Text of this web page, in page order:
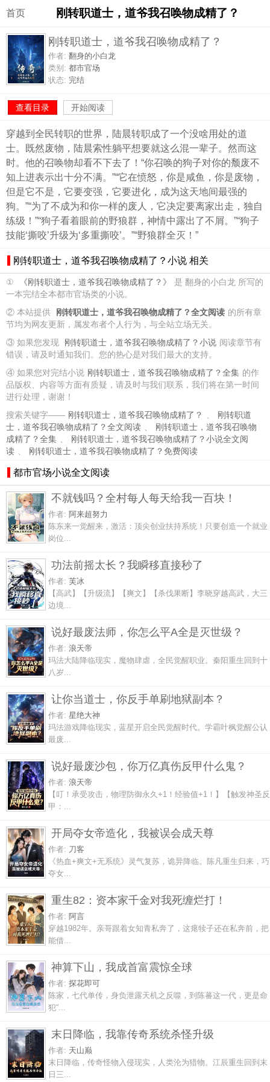
首页 刚转职道士，道爷我召唤物成精了？
刚转职道士，道爷我召唤物成精了？
作者: 翻身的小白龙
类别: 都市官场
状态: 完结
查看目录 开始阅读
穿越到全民转职的世界，陆晨转职成了一个没啥用处的道
士。既然废物，陆晨索性躺平想要就这么混一辈子。然而这
时。他的召唤物却看不下去了！“你召唤的狗子对你的颓废不
知上进表示出十分不满。”“它在愤怒，你是咸鱼，你是废物，
但是它不是，它要变强，它要进化，成为这天地间最强的
狗。”“为了不成为和你一样的废人，它决定要离家出走，独自
练级！”“狗子看着眼前的野狼群，神情中露出了不屑。”“狗子
技能‘撕咬’升级为‘多重撕咬’。”“野狼群全灭！”
刚转职道士，道爷我召唤物成精了？小说 相关
① 《刚转职道士，道爷我召唤物成精了？》
是 翻身的小白龙 所写的
一本完结全本都市官场类的小说。
② 本站提供
刚转职道士，道爷我召唤物成精了？全文阅读 的所有章
节均为网友更新，属发布者个人行为，与全站立场无关。
③ 如果您发现
刚转职道士，道爷我召唤物成精了？小说 阅读章节有
错误，请及时通知我们。您的热心是对我们最大的支持。
④ 如果您对完结小说 刚转职道士，道爷我召唤物成精了？全集 的作
品版权、内容等方面有质疑，请及时与我们联系，我们将在第一时间
进行处理，谢谢！
搜索关键字—— 刚转职道士，道爷我召唤物成精了？ 、
刚转职道
士，道爷我召唤物成精了？全文阅读 、
刚转职道士，道爷我召唤物
成精了？全集 、
刚转职道士，道爷我召唤物成精了？小说全文阅
读 、 刚转职道士，道爷我召唤物成精了？免费阅读
都市官场小说全文阅读
不就钱吗？全村每人每天给我一百块！
作者: 阿来超努力
陈东来一觉醒来，激活：顶尖创业扶持系统！只要创造一个就业
岗位...
功法前摇太长？我瞬移直接秒了
作者: 芙冰
【高武】【升级流】【爽文】【杀伐果断】李晓穿越高武，大三
边境...
说好最废法师，你怎么平A全是灭世级？
作者: 浪天帝
玛法大陆降临现实，魔物肆虐，全民觉醒职业。秦阳重生回到十
八岁...
让你当道士，你反手单刷地狱副本？
作者: 星绝大神
玛法游戏降临现实，蓝星开启全民觉醒时代。学霸叶枫觉醒公认
最废...
说好最废沙包，你万亿真伤反甲什么鬼？
作者: 浪天帝
【叮！承受攻击，物理防御永久+1！经验值+1！】【触发神圣反
甲：...
开局夺女帝造化，我被误会成天尊
作者: 刀客
《热血+爽文+无系统》灵气复苏，诡异降临。陈凡重生归来，巧
夺女...
重生82：资本家千金对我死缠烂打！
作者: 阿言
穿越1982年。亲哥跟着女知青私奔了，这瘪犊子还在私奔前，把
能借...
神算下山，我成首富震惊全球
作者: 探花即可
陈家，七代单传，身负泄露天机之反噬，到陈蕃这一代，更是命
犯“...
末日降临，我靠传奇系统杀怪升级
作者: 天山巅
末日降临，传奇怪物入侵现实，人类沦为猎物。江辰重生回到末
日三...